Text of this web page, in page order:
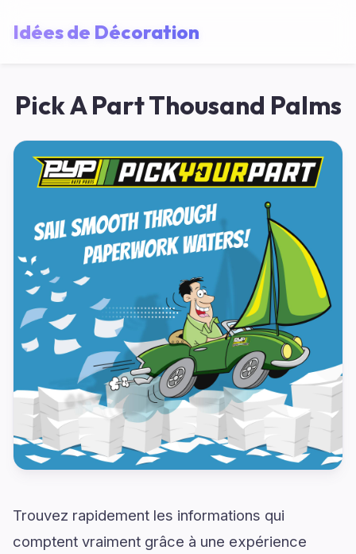
Idées de Décoration
Pick A Part Thousand Palms
Trouvez rapidement les informations qui
comptent vraiment grâce à une expérience